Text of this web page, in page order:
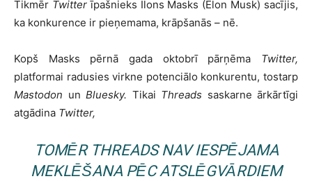
Tikmēr Twitterīpašnieks Īlons Masks (Elon Musk) sacījis,
ka konkurence ir pieņemama, krāpšanās – nē.
Kopš Masks pērnā gada oktobrī pārņēma Twitter,
platformai radusies virkne potenciālo konkurentu, tostarp
Mastodon un Bluesky. Tikai Threads saskarne ārkārtīgi
atgādina Twitter,
TOMĒR THREADSNAV IESPĒJAMA
MEKLĒŠANA PĒC ATSLĒGVĀRDIEM